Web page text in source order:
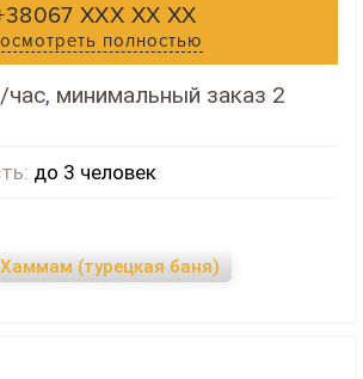
XXX XX XX
полностью
час, минимальный заказ 2
до 3 человек
Хаммам (турецкая баня)